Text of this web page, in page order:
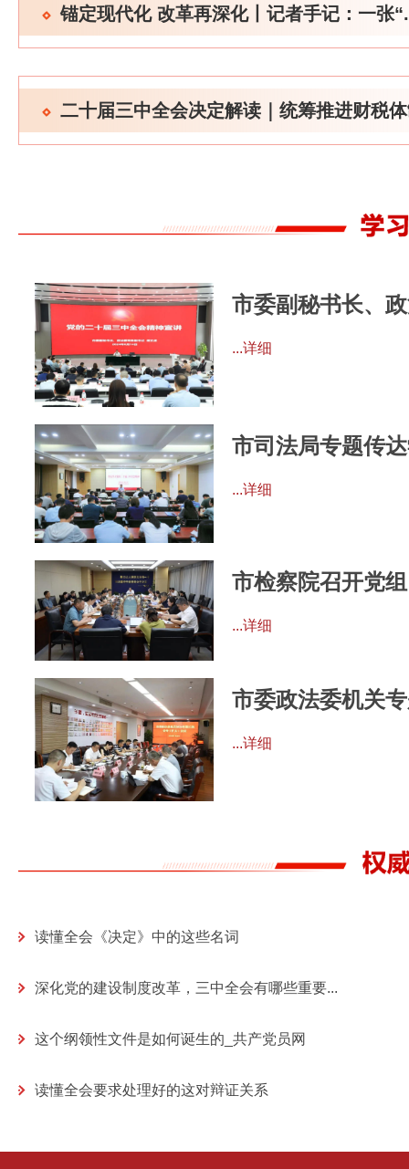
锚定现代化 改革再深化丨记者手记：一张
二十届三中全会决定解读｜统筹推进财税
市委副秘书长、
...详细
市司法局专题传
...详细
市检察院召开党
...详细
市委政法委机关
...详细
读懂全会《决定》中的这些名词
深化党的建设制度改革，三中全会有哪些重要...
这个纲领性文件是如何诞生的_共产党员网
读懂全会要求处理好的这对辩证关系